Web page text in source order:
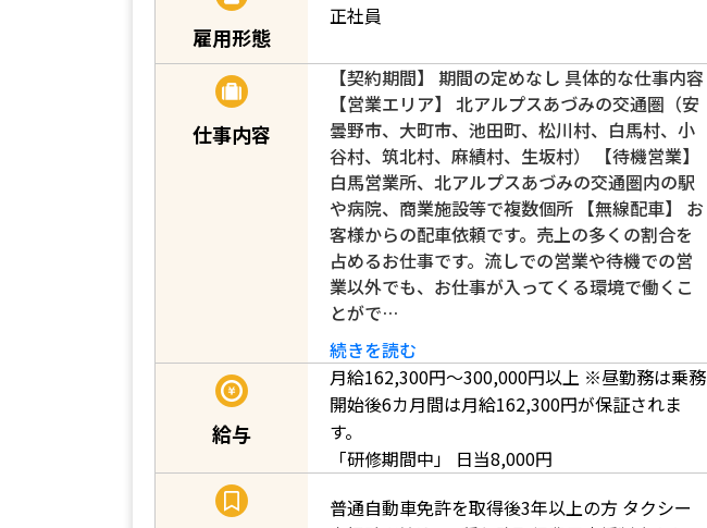
雇用形態
正社員
仕事内容
【契約期間】 期間の定めなし 具体的な仕事内容
【営業エリア】 北アルプスあづみの交通圏（安
曇野市、大町市、池田町、松川村、白馬村、小
谷村、筑北村、麻績村、生坂村） 【待機営業】
白馬営業所、北アルプスあづみの交通圏内の駅
や病院、商業施設等で複数個所 【無線配車】 お
客様からの配車依頼です。売上の多くの割合を
占めるお仕事です。流しでの営業や待機での営
業以外でも、お仕事が入ってくる環境で働くこ
とがで…
続きを読む
給与
月給162,300円～300,000円以上 ※昼勤務は乗務
開始後6カ月間は月給162,300円が保証されま
す。
「研修期間中」
日当8,000円
普通自動車免許を取得後3年以上の方 タクシー